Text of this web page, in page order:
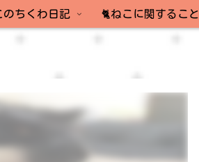
のちくわ日記 🐈ねこに関すること